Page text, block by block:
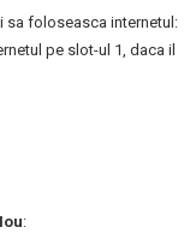
sa foloseasca internetul:
pe slot-ul 1, daca il
: